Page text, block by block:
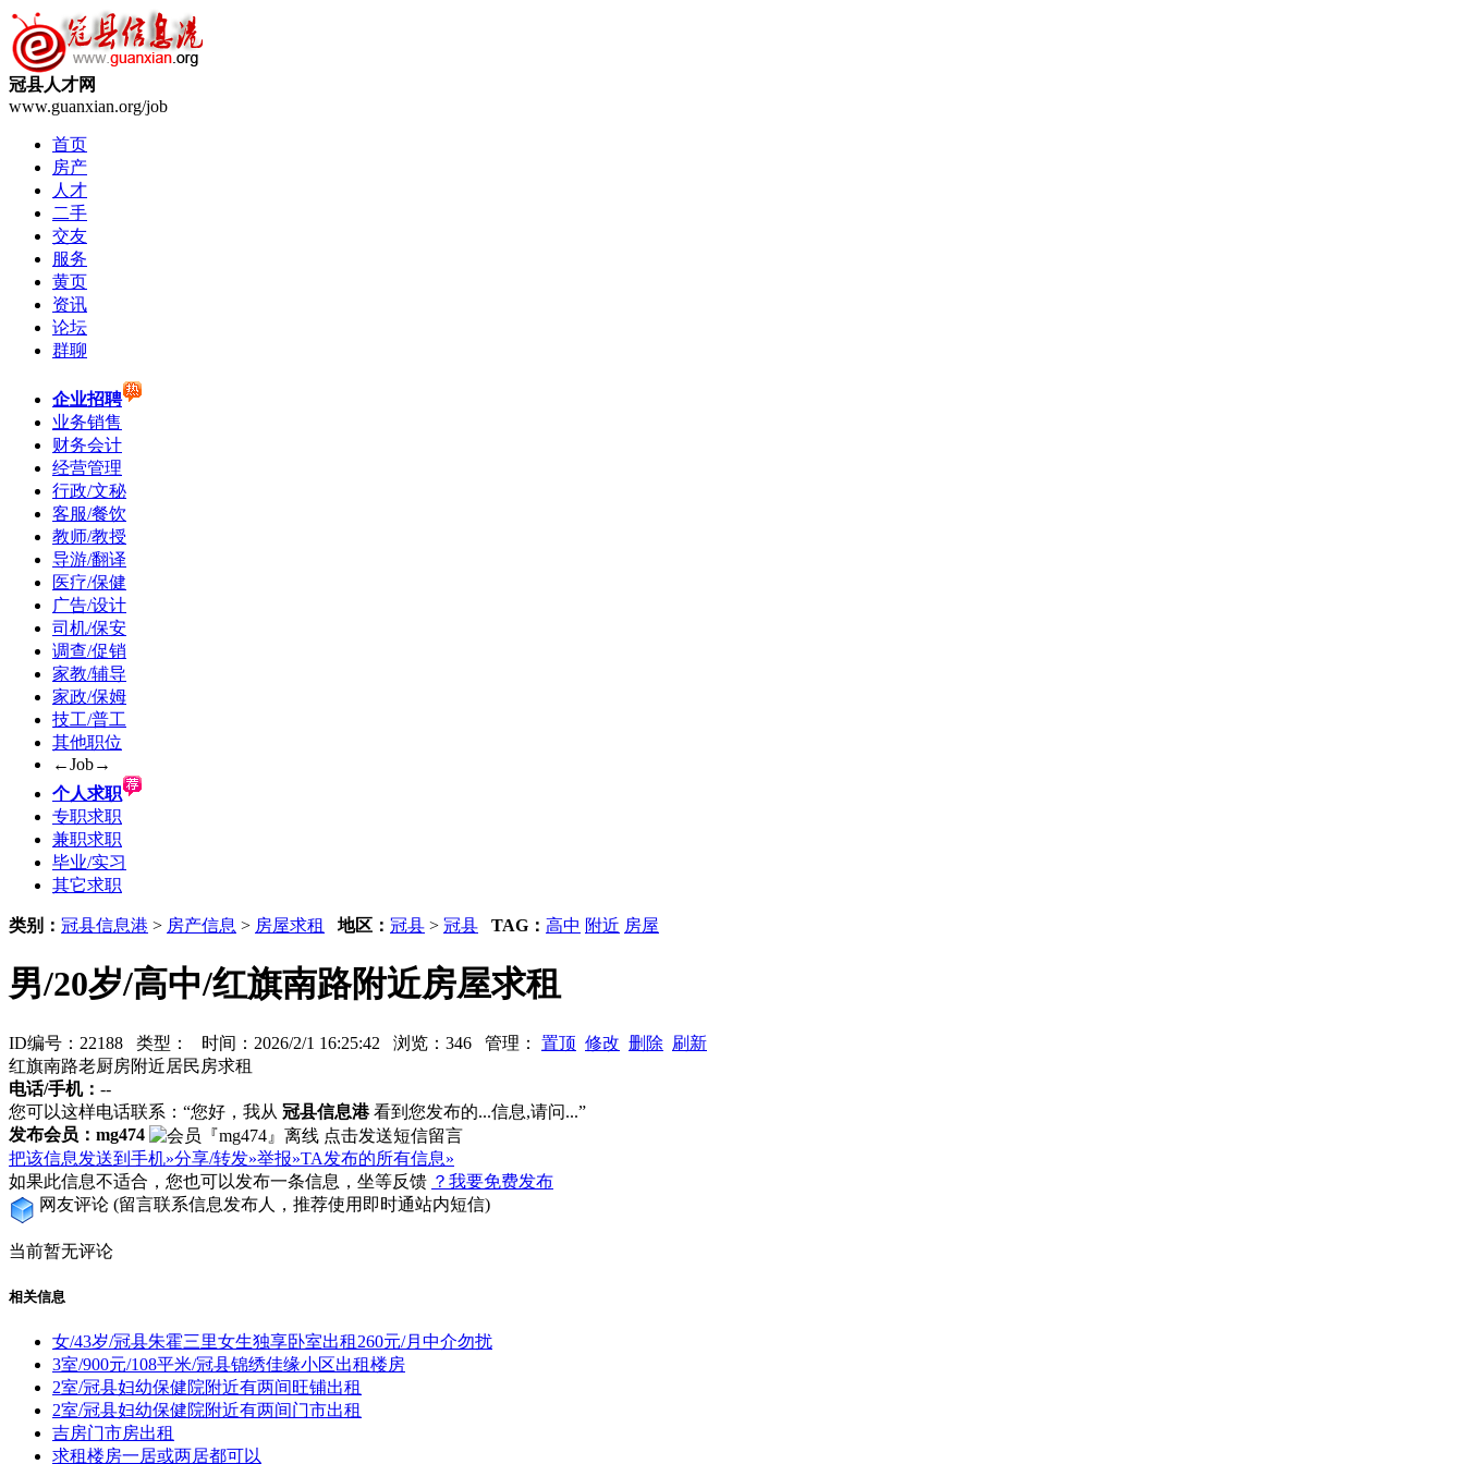
冠县人才网
www.guanxian.org/job
首页
房产
人才
二手
交友
服务
黄页
资讯
论坛
群聊
企业招聘
业务销售
财务会计
经营管理
行政/文秘
客服/餐饮
教师/教授
导游/翻译
医疗/保健
广告/设计
司机/保安
调查/促销
家教/辅导
家政/保姆
技工/普工
其他职位
←Job→
个人求职
专职求职
兼职求职
毕业/实习
其它求职
类别： 冠县信息港 > 房产信息 > 房屋求租 地区： 冠县 > 冠县 TAG： 高中 附近 房屋
男/20岁/高中/红旗南路附近房屋求租
ID编号：22188 类型： 时间：2026/2/1 16:25:42 浏览：346 管理： 置顶 修改 删除 刷新
红旗南路老厨房附近居民房求租
电话/手机： --
您可以这样电话联系：“您好，我从 冠县信息港看到您发布的...信息,请问...”
发布会员：mg474
把该信息发送到手机»分享/转发»举报»TA发布的所有信息»
如果此信息不适合，您也可以发布一条信息，坐等反馈 ？我要免费发布
网友评论 (留言联系信息发布人，推荐使用即时通站内短信)
当前暂无评论
相关信息
女/43岁/冠县朱霍三里女生独享卧室出租260元/月中介勿扰
3室/900元/108平米/冠县锦绣佳缘小区出租楼房
2室/冠县妇幼保健院附近有两间旺铺出租
2室/冠县妇幼保健院附近有两间门市出租
吉房门市房出租
求租楼房一居或两居都可以